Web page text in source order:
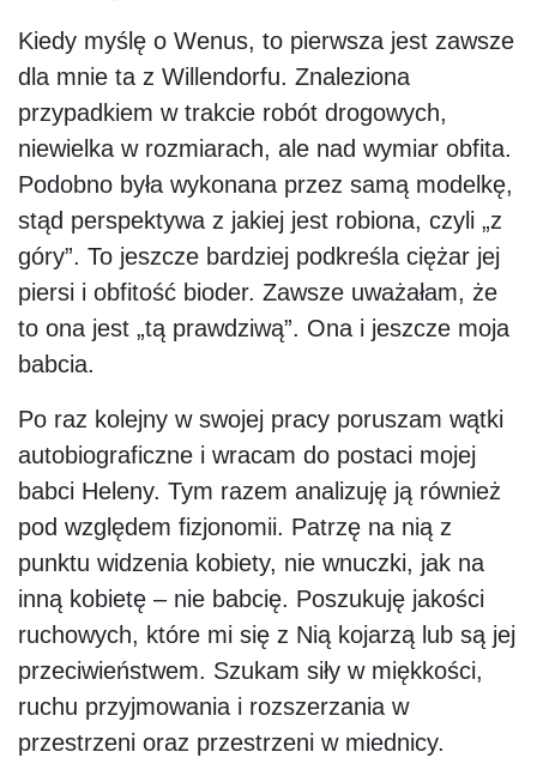
Kiedy myślę o Wenus, to pierwsza jest zawsze
dla mnie ta z Willendorfu. Znaleziona
przypadkiem w trakcie robót drogowych,
niewielka w rozmiarach, ale nad wymiar obfita.
Podobno była wykonana przez samą modelkę,
stąd perspektywa z jakiej jest robiona, czyli „z
góry”. To jeszcze bardziej podkreśla ciężar jej
piersi i obfitość bioder. Zawsze uważałam, że
to ona jest „tą prawdziwą”. Ona i jeszcze moja
babcia.
Po raz kolejny w swojej pracy poruszam wątki
autobiograficzne i wracam do postaci mojej
babci Heleny. Tym razem analizuję ją również
pod względem fizjonomii. Patrzę na nią z
punktu widzenia kobiety, nie wnuczki, jak na
inną kobietę – nie babcię. Poszukuję jakości
ruchowych, które mi się z Nią kojarzą lub są jej
przeciwieństwem. Szukam siły w miękkości,
ruchu przyjmowania i rozszerzania w
przestrzeni oraz przestrzeni w miednicy.